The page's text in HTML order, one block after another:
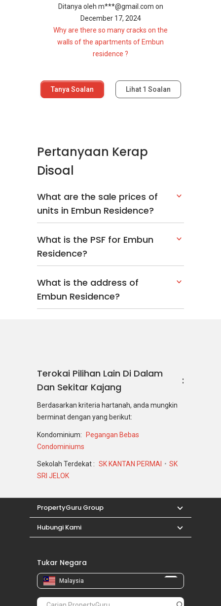
Ditanya oleh m***@gmail.com on
December 17, 2024
Why are there so many cracks on the
walls of the apartments of Embun
residence ?
Tanya Soalan Lihat 1 Soalan
Pertanyaan Kerap
Disoal
What are the sale prices of
units in Embun Residence?
What is the PSF for Embun
Residence?
What is the address of
Embun Residence?
Terokai Pilihan Lain Di Dalam
Dan Sekitar Kajang
Berdasarkan kriteria hartanah, anda mungkin
berminat dengan yang berikut:
Kondominium: Pegangan Bebas
Condominiums
Sekolah Terdekat : SK KANTAN PERMAI
SK
SRI JELOK
PropertyGuru Group
Hubungi Kami
Tukar Negara
Malaysia